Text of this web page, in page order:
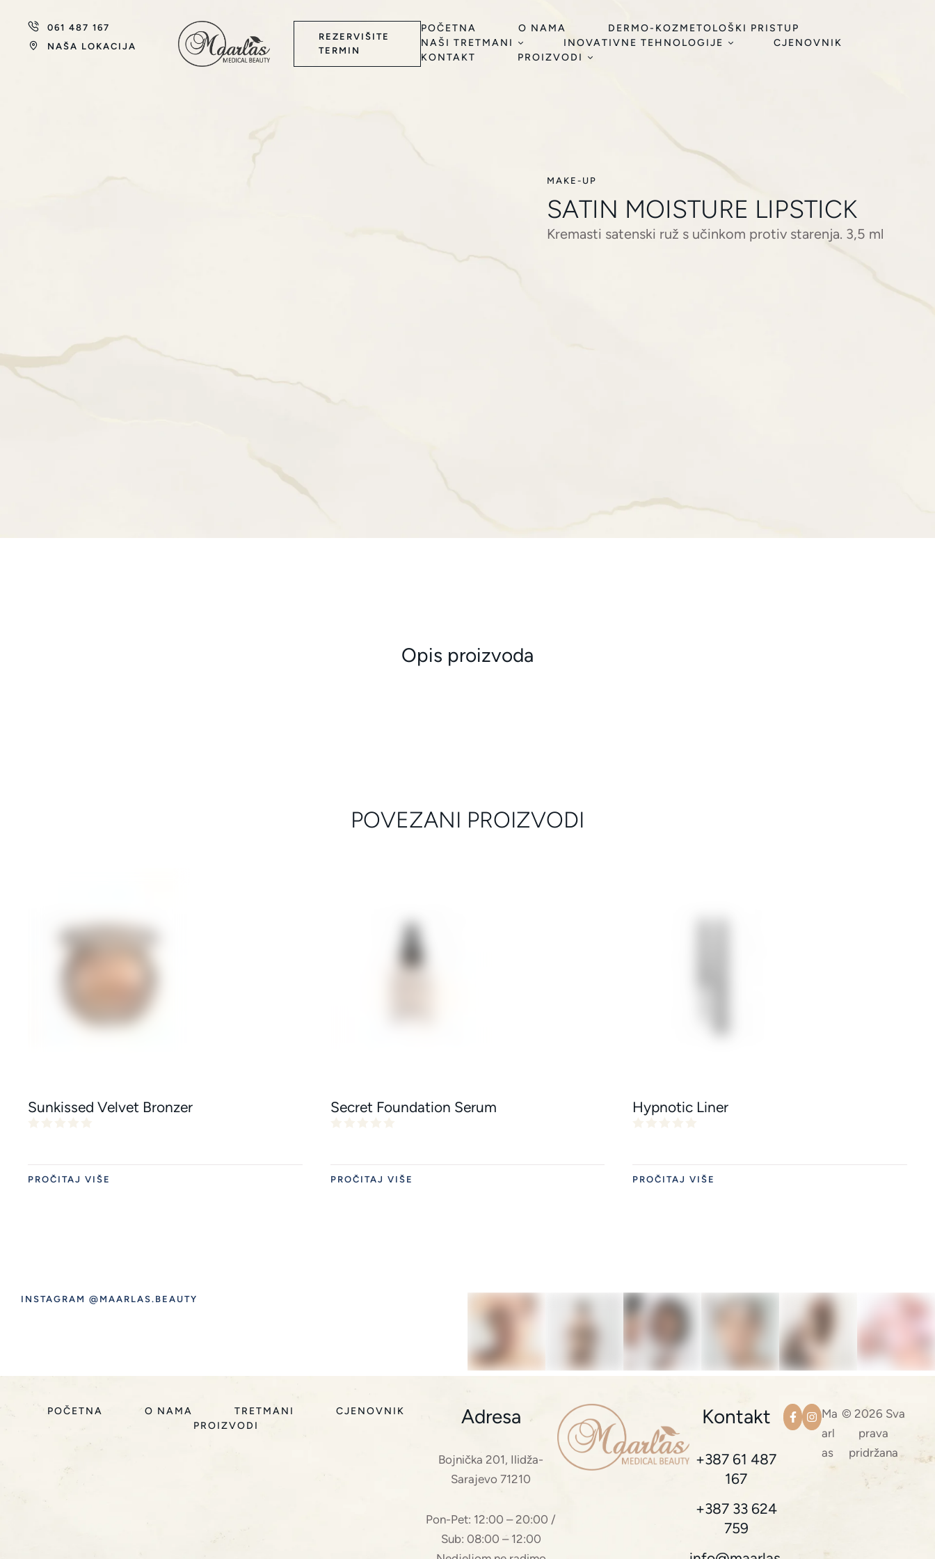
061 487 167
NAŠA LOKACIJA
REZERVIŠITE
TERMIN
POČETNA O NAMA
DERMO-KOZMETOLOŠKI PRISTUP
NAŠI TRETMANI
INOVATIVNE TEHNOLOGIJE
CJENOVNIK
KONTAKT
PROIZVODI
MAKE-UP
SATIN MOISTURE LIPSTICK
Kremasti satenski ruž s učinkom protiv starenja. 3,5 ml
Opis proizvoda
POVEZANI PROIZVODI
Sunkissed Velvet Bronzer
PROČITAJ VIŠE
Secret Foundation Serum
PROČITAJ VIŠE
Hypnotic Liner
PROČITAJ VIŠE
INSTAGRAM @MAARLAS.BEAUTY
POČETNA O NAMA TRETMANI
CJENOVNIK
PROIZVODI
Adresa
Bojnička 201, Ilidža-
Sarajevo 71210
Pon-Pet: 12:00 – 20:00 /
Sub: 08:00 – 12:00
Kontakt
+387 61 487
167
+387 33 624
759
Ma
arl
as
© 2026 Sva
prava
pridržana